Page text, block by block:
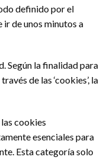
definido por el
ir de unos minutos a
Según la finalidad para
de las ‘cookies’, la
las cookies
esenciales para
Esta categoría solo